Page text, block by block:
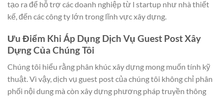
tạo ra để hỗ trợ các doanh nghiệp từ l startup như nhà thiết
kế, đến các công ty lớn trong lĩnh vực xây dựng.
Ưu Điểm Khi Áp Dụng Dịch Vụ Guest Post Xây
Dựng Của Chúng Tôi
Chúng tôi hiểu rằng phân khúc xây dựng mong muốn tính kỹ
thuật. Vì vậy, dịch vụ guest post của chúng tôi không chỉ phân
phối nội dung mà còn xây dựng phương pháp truyền thông